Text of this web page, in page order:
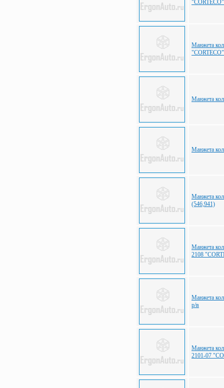
"CORTECO"
Манжета
"CORTECO"
Манжета
Манжета
Манжета
(546,941)
Манжета
2108
Манжета
р/в
Манжета
2101-07